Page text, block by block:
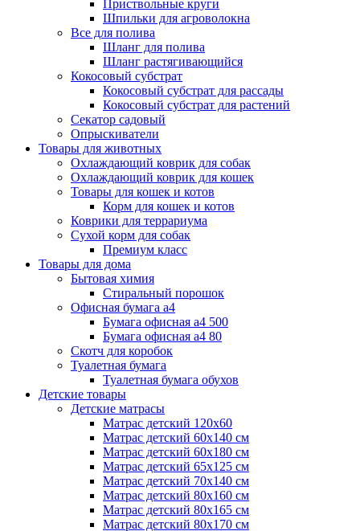
Приствольные круги
Шпильки для агроволокна
Все для полива
Шланг для полива
Шланг растягивающийся
Кокосовый субстрат
Кокосовый субстрат для рассады
Кокосовый субстрат для растений
Секатор садовый
Опрыскиватели
Товары для животных
Охлаждающий коврик для собак
Охлаждающий коврик для кошек
Товары для кошек и котов
Корм для кошек и котов
Коврики для террариума
Сухой корм для собак
Премиум класс
Товары для дома
Бытовая химия
Стиральный порошок
Офисная бумага а4
Бумага офисная а4 500
Бумага офисная а4 80
Скотч для коробок
Туалетная бумага
Туалетная бумага обухов
Детские товары
Детские матрасы
Матрас детский 120х60
Матрас детский 60х140 см
Матрас детский 60х180 см
Матрас детский 65х125 см
Матрас детский 70х140 см
Матрас детский 80х160 см
Матрас детский 80х165 см
Матрас детский 80х170 см